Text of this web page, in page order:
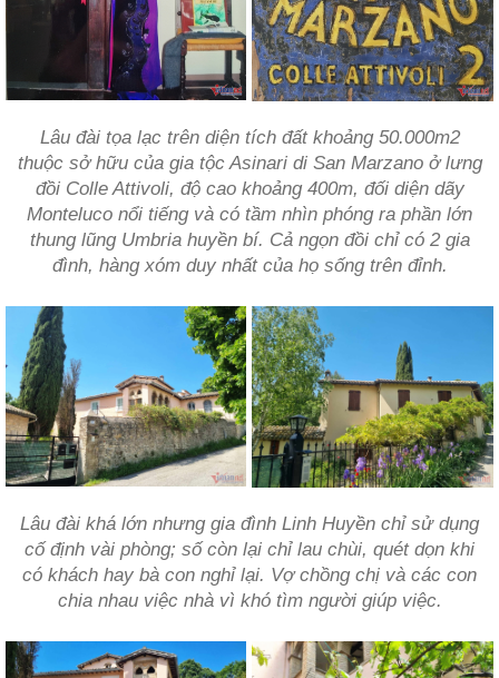
Lâu đài tọa lạc trên diện tích đất khoảng 50.000m2
thuộc sở hữu của gia tộc Asinari di San Marzano ở lưng
đồi Colle Attivoli, độ cao khoảng 400m, đối diện dãy
Monteluco nổi tiếng và có tầm nhìn phóng ra phần lớn
thung lũng Umbria huyền bí. Cả ngọn đồi chỉ có 2 gia
đình, hàng xóm duy nhất của họ sống trên đỉnh.
Lâu đài khá lớn nhưng gia đình Linh Huyền chỉ sử dụng
cố định vài phòng; số còn lại chỉ lau chùi, quét dọn khi
có khách hay bà con nghỉ lại. Vợ chồng chị và các con
chia nhau việc nhà vì khó tìm người giúp việc.